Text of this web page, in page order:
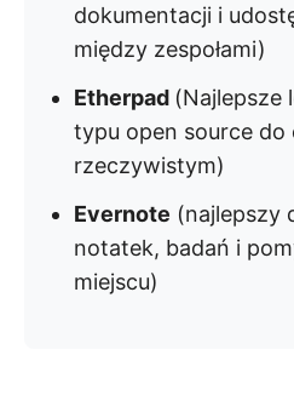
dokumentacji i
między zespołami)
Etherpad (Najlepsze
typu open source do
rzeczywistym)
Evernote (najlepszy
notatek, badań i
miejscu)